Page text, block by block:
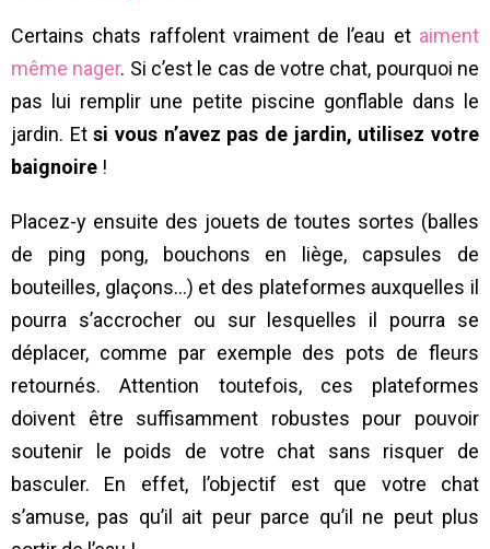
Certains chats raffolent vraiment de l’eau et aiment
même nager. Si c’est le cas de votre chat, pourquoi ne
pas lui remplir une petite piscine gonflable dans le
jardin. Etsi vous n’avez pas de jardin, utilisez votre
baignoire !
Placez-y ensuite des jouets de toutes sortes (balles
de ping pong, bouchons en liège, capsules de
bouteilles, glaçons…) et des plateformes auxquelles il
pourra s’accrocher ou sur lesquelles il pourra se
déplacer, comme par exemple des pots de fleurs
retournés. Attention toutefois, ces plateformes
doivent être suffisamment robustes pour pouvoir
soutenir le poids de votre chat sans risquer de
basculer. En effet, l’objectif est que votre chat
s’amuse, pas qu’il ait peur parce qu’il ne peut plus